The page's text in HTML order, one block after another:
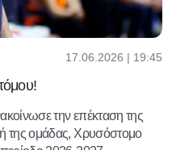
17.06.2026 | 19:45
την επέκταση της
της ομάδας, Χρυσόστομο